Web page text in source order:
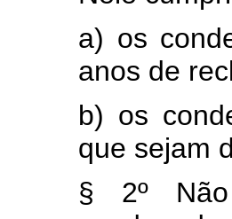
a) os
anos de
b) os
que sejam
§ 2º